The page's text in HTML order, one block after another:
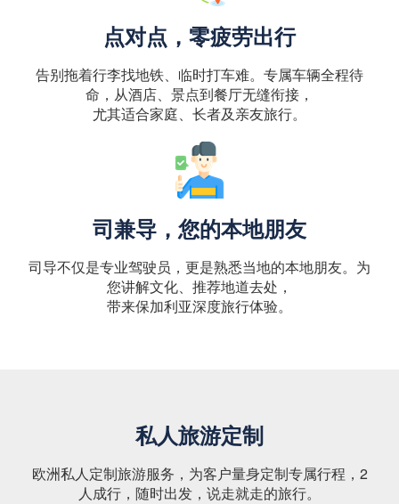
点对点，零疲劳出行
告别拖着行李找地铁、临时打车难。专属车辆全程待
命，从酒店、景点到餐厅无缝衔接，
尤其适合家庭、长者及亲友旅行。
司兼导，您的本地朋友
司导不仅是专业驾驶员，更是熟悉当地的本地朋友。为
您讲解文化、推荐地道去处，
带来保加利亚深度旅行体验。
私人旅游定制
欧洲私人定制旅游服务，为客户量身定制专属行程，2
人成行，随时出发，说走就走的旅行。